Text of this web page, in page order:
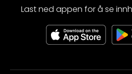
Last ned appen for å se